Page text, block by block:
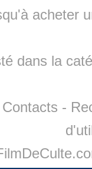
acheter
dans la
Contacts -